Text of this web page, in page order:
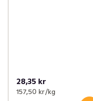
28,35 kr
157,50 kr /kg